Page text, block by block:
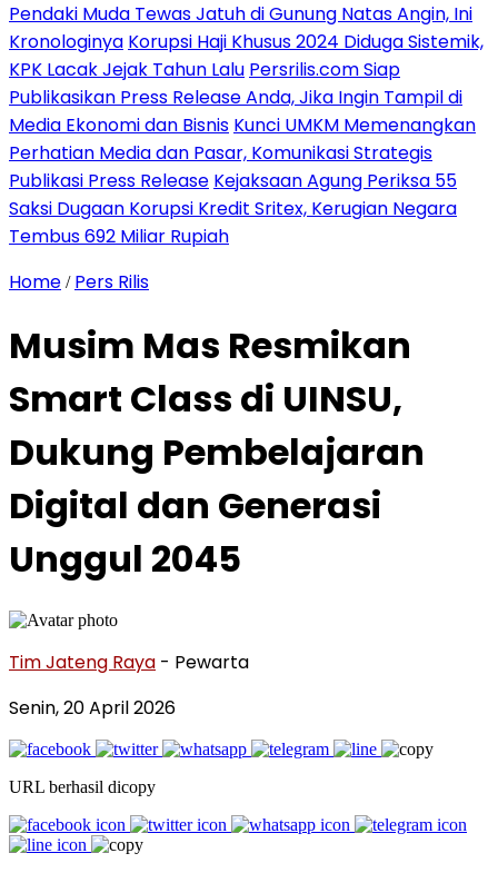
Pendaki Muda Tewas Jatuh di Gunung Natas Angin, Ini
Kronologinya Korupsi Haji Khusus 2024 Diduga Sistemik,
KPK Lacak Jejak Tahun Lalu Persrilis.com Siap
Publikasikan Press Release Anda, Jika Ingin Tampil di
Media Ekonomi dan Bisnis Kunci UMKM Memenangkan
Perhatian Media dan Pasar, Komunikasi Strategis
Publikasi Press Release Kejaksaan Agung Periksa 55
Saksi Dugaan Korupsi Kredit Sritex, Kerugian Negara
Tembus 692 Miliar Rupiah
Home / Pers Rilis
Musim Mas Resmikan
Smart Class di UINSU,
Dukung Pembelajaran
Digital dan Generasi
Unggul 2045
Tim Jateng Raya - Pewarta
Senin, 20 April 2026
URL berhasil dicopy